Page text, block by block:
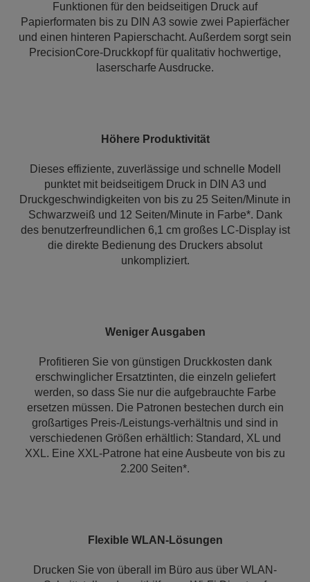
Funktionen für den beidseitigen Druck auf
Papierformaten bis zu DIN A3 sowie zwei Papierfächer
und einen hinteren Papierschacht. Außerdem sorgt sein
PrecisionCore-Druckkopf für qualitativ hochwertige,
laserscharfe Ausdrucke.
Höhere Produktivität
Dieses effiziente, zuverlässige und schnelle Modell
punktet mit beidseitigem Druck in DIN A3 und
Druckgeschwindigkeiten von bis zu 25 Seiten/Minute in
Schwarzweiß und 12 Seiten/Minute in Farbe*. Dank
des benutzerfreundlichen 6,1 cm großes LC-Display ist
die direkte Bedienung des Druckers absolut
unkompliziert.
Weniger Ausgaben
Profitieren Sie von günstigen Druckkosten dank
erschwinglicher Ersatztinten, die einzeln geliefert
werden, so dass Sie nur die aufgebrauchte Farbe
ersetzen müssen. Die Patronen bestechen durch ein
großartiges Preis-/Leistungs-verhältnis und sind in
verschiedenen Größen erhältlich: Standard, XL und
XXL. Eine XXL-Patrone hat eine Ausbeute von bis zu
2.200 Seiten*.
Flexible WLAN-Lösungen
Drucken Sie von überall im Büro aus über WLAN-